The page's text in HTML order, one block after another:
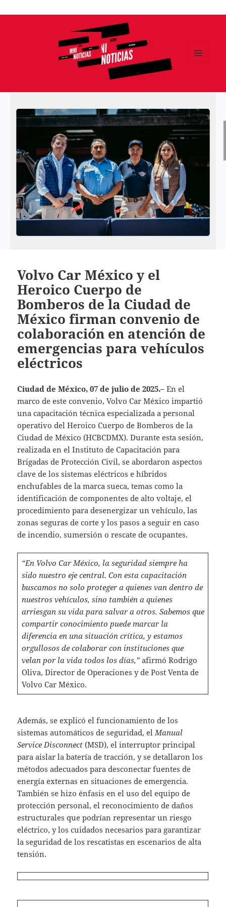
Ir
Volvo Car México y el
Heroico Cuerpo de
Bomberos de la Ciudad de
México firman convenio de
colaboración en atención de
emergencias para vehículos
eléctricos
Ciudad de México, 07 de julio de 2025.–En el
marco de este convenio, Volvo Car México impartió
una capacitación técnica especializada a personal
operativo del Heroico Cuerpo de Bomberos de la
Ciudad de México (HCBCDMX). Durante esta sesión,
realizada en el Instituto de Capacitación para
Brigadas de Protección Civil, se abordaron aspectos
clave de los sistemas eléctricos e híbridos
enchufables de la marca sueca, temas como la
identificación de componentes de alto voltaje, el
procedimiento para desenergizar un vehículo, las
zonas seguras de corte y los pasos a seguir en caso
de incendio, sumersión o rescate de ocupantes.
“En Volvo Car México, la seguridad siempre ha
sido nuestro eje central. Con esta capacitación
buscamos no solo proteger a quienes van dentro de
nuestros vehículos, sino también a quienes
arriesgan su vida para salvar a otros. Sabemos que
compartir conocimiento puede marcar la
diferencia en una situación crítica, y estamos
orgullosos de colaborar con instituciones que
velan por la vida todos los días,”afirmó Rodrigo
Oliva, Director de Operaciones y de Post Venta de
Volvo Car México.
Además, se explicó el funcionamiento de los
sistemas automáticos de seguridad, el Manual
Service Disconnect (MSD), el interruptor principal
para aislar la batería de tracción, y se detallaron los
métodos adecuados para desconectar fuentes de
energía externas en situaciones de emergencia.
También se hizo énfasis en el uso del equipo de
protección personal, el reconocimiento de daños
estructurales que podrían representar un riesgo
eléctrico, y los cuidados necesarios para garantizar
la seguridad de los rescatistas en escenarios de alta
tensión.